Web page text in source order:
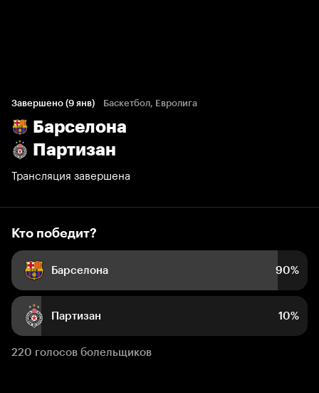
Завершено (9 янв) Баскетбол, Евролига
Барселона
Партизан
Трансляция завершена
90%
Кто победит?
Барселона 90%
Партизан 10%
220 голосов болельщиков